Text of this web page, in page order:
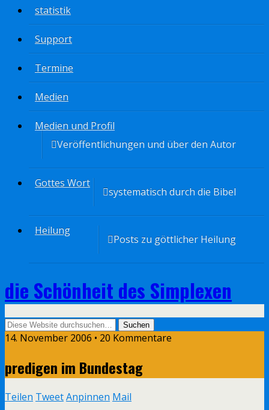
statistik
Support
Termine
Medien
Medien und Profil
Veröffentlichungen und über den Autor
Gottes Wort
systematisch durch die Bibel
Heilung
Posts zu göttlicher Heilung
die Schönheit des Simplexen
14. November 2006 • 20 Kommentare
predigen im Bundestag
Teilen TweetAnpinnen Mail